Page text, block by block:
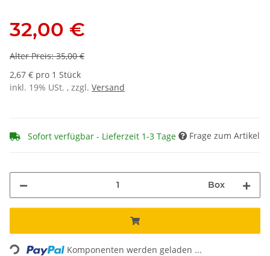
32,00 €
2,67 € pro 1 Stück
inkl. 19% USt. , zzgl. Versand
Alter Preis: 35,00 €
Sofort verfügbar - Lieferzeit 1-3 Tage Frage zum Artikel
Box
Loading... Komponenten werden geladen ...